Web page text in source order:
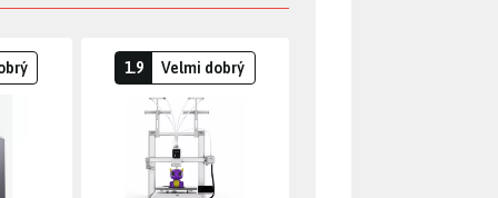
1.9 Velmi dobrý